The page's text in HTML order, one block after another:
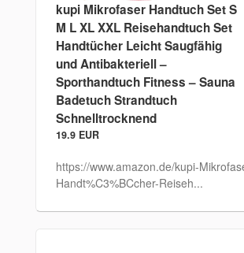
kupi Mikrofaser Handtuch Set S
M L XL XXL Reisehandtuch Set
Handtücher Leicht Saugfähig
und Antibakteriell –
Sporthandtuch Fitness – Sauna
Badetuch Strandtuch
Schnelltrocknend
19.9 EUR
https://www.amazon.de/kupi-
Handt%C3%BCcher-Reiseh...